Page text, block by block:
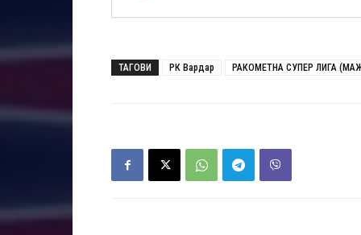
ТАГОВИ РК Вардар РАКОМЕТНА СУПЕР ЛИГА